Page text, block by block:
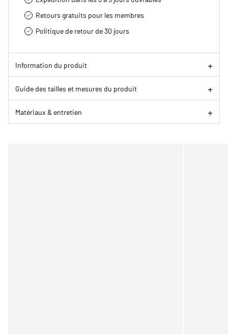
Retours gratuits pour les membres
Politique de retour de 30 jours
Information du produit
Guide des tailles et mesures du produit
Matériaux & entretien